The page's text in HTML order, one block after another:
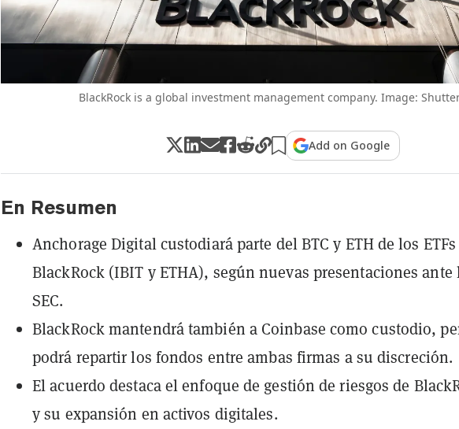
BlackRock is a global investment management company. Image:
Add on Google
En Resumen
Anchorage Digital custodiará parte del BTC y ETH de los ETFs
BlackRock (IBIT y ETHA), según nuevas presentaciones ante
SEC.
BlackRock mantendrá también a Coinbase como custodio,
podrá repartir los fondos entre ambas firmas a su discreción.
El acuerdo destaca el enfoque de gestión de riesgos de
y su expansión en activos digitales.